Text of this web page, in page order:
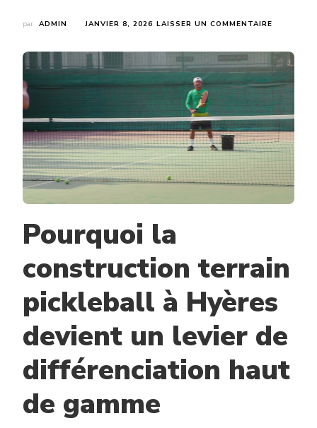
par ADMIN JANVIER 8, 2026 LAISSER UN COMMENTAIRE
SON
GRÂCE
UNE
TERRAIN
À
HYÈRES
FACE
DE
LA
Pourquoi la
construction terrain
pickleball à Hyères
devient un levier de
différenciation haut
de gamme